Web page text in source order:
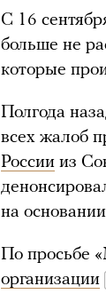
С 16
больше не
которые
Полгода
всех жалоб
России из
на
По просьбе
организации